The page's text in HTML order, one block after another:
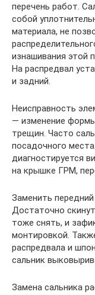
перечень работ.
собой
материала, не
изнашивания этой
На распредвал
и задний.
Неисправность
— изменение
трещин. Часто
посадочного
диагностируется
на крышке ГРМ,
Заменить передний
Достаточно
тоже снять, и
монтировкой.
распредвала и
сальник
Замена сальника